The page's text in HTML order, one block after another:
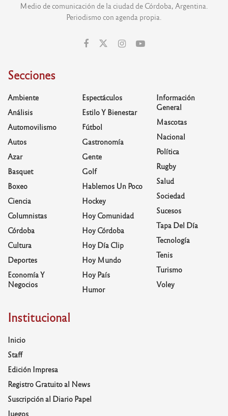
Medio de comunicación de la ciudad de Córdoba, Argentina.
Periodismo con agenda propia.
Secciones
Ambiente
Análisis
Automovilismo
Autos
Azar
Basquet
Boxeo
Ciencia
Columnistas
Córdoba
Cultura
Deportes
Economía Y
Negocios
Espectáculos
Estilo Y Bienestar
Fútbol
Gastronomía
Gente
Golf
Hablemos Un Poco
Hockey
Hoy Comunidad
Hoy Córdoba
Hoy Día Clip
Hoy Mundo
Hoy País
Humor
Información
General
Mascotas
Nacional
Política
Rugby
Salud
Sociedad
Sucesos
Tapa Del Día
Tecnología
Tenis
Turismo
Voley
Institucional
Inicio
Staff
Edición Impresa
Registro Gratuito al News
Suscripción al Diario Papel
Juegos